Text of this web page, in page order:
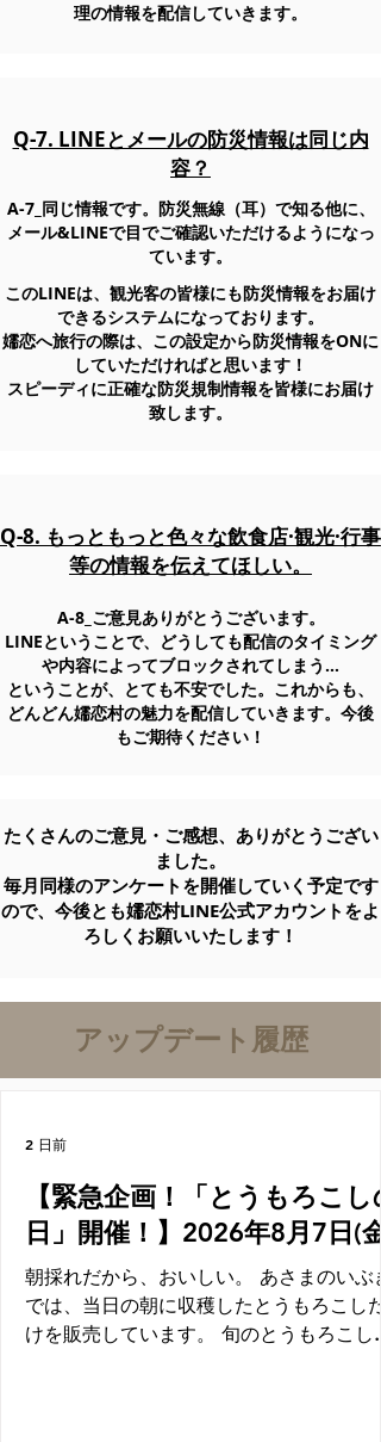
理の情報を配信していきます。
Q-7. LINEとメールの防災情報は同じ内
容？
A-7_同じ情報です。防災無線（耳）で知る他に、
メール&LINEで目でご確認いただけるようになっ
ています。
このLINEは、観光客の皆様にも防災情報をお届け
できるシステムになっております。
嬬恋へ旅行の際は、この設定から防災情報をONに
していただければと思います！
スピーディに正確な防災規制情報を皆様にお届け
致します。
Q-8. もっともっと色々な飲食店·観光·行事
等の情報を伝えてほしい。
A-8_ご意見ありがとうございます。
LINEということで、どうしても配信のタイミング
や内容によってブロックされてしまう…
ということが、とても不安でした。これからも、
どんどん嬬恋村の魅力を配信していきます。今後
もご期待ください！
​たくさんのご意見・ご感想、ありがとうござい
ました。
毎月同様のアンケートを開催していく予定です
ので、 今後とも嬬恋村LINE公式アカウントをよ
ろしくお願いいたします！
アップデート履歴
【緊急企画！「とうもろこし
日」開催！】2026年8月7日(金)
朝採れだから、おいしい。 あさまのいぶき
では、当日の朝に収穫したとうもろこしだ
けを販売しています。 旬のとうもろこしを
2 日前